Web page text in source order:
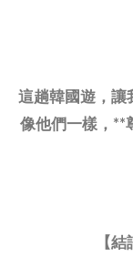
這趟韓國遊，讓
像他們一樣，**
【